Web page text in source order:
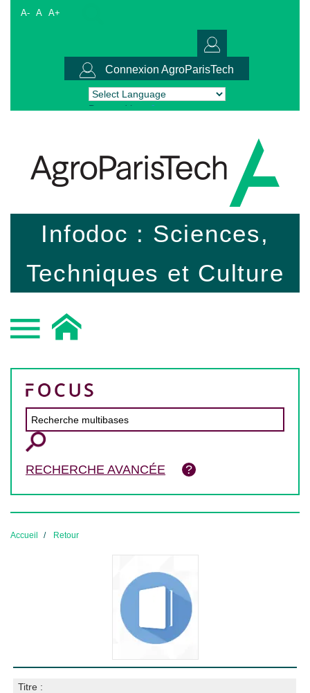
A- A A+
Connexion AgroParisTech
Powered by Translate
Infodoc : Sciences,
Techniques et Culture
RECHERCHE AVANCÉE
Accueil Retour
Titre :